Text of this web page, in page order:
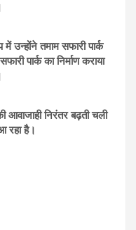
उन्होंने तमाम सफारी पार्क
पार्क का निर्माण कराया
आवाजाही निरंतर बढ़ती चली
रहा है।